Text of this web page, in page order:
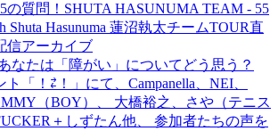
の質問！SHUTA HASUNUMA TEAM - 55
Shuta Hasunuma 蓮沼執太チームTOUR直
信アーカイブ
なたは「障がい」についてどう思う？
「！⇄！」にて、Campanella、NEI、
（BOY）、 大橋裕之、さや（テニス
＋しずたん他、 参加者たちの声を